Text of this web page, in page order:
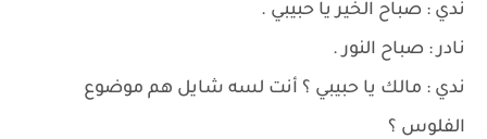
ندي : صباح الخير يا حبيبي .
نادر : صباح النور .
ندي : مالك يا حبيبي ؟ أنت لسه شايل هم موضوع
الفلوس ؟